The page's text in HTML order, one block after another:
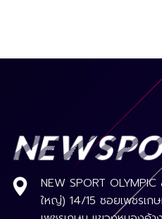
NEW SPORT
ใหญ่) 14/15 ซอยเพชรเ